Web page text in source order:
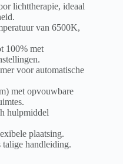
lichttherapie, ideaal
van 6500K,
100% met
voor automatische
met opvouwbare
hulpmiddel
plaatsing.
handleiding.